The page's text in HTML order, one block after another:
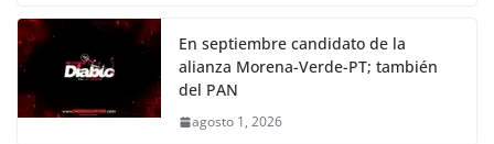
En septiembre candidato de la
alianza Morena-Verde-PT; también
del PAN
agosto 1, 2026